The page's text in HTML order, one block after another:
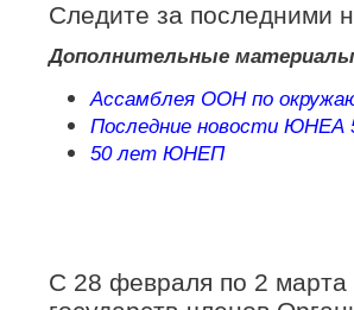
Следите за
Дополнительные материалы
Ассамблея ООН по
Последние новости
50 лет ЮНЕП
С 28 февраля по 2 марта